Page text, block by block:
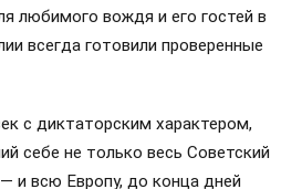
любимого вождя и его гостей в
всегда готовили проверенные
с диктаторским характером,
себе не только весь Советский
и всю Европу, до конца дней